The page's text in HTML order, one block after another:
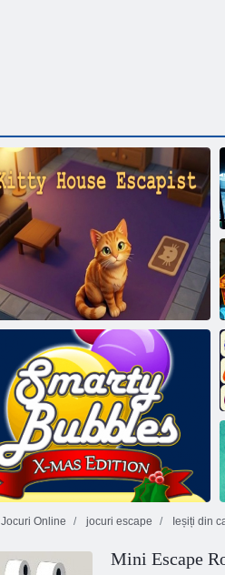
Kitty House Escapist
Jocuri Online jocuri escape Ieșiți din
Mini Escape